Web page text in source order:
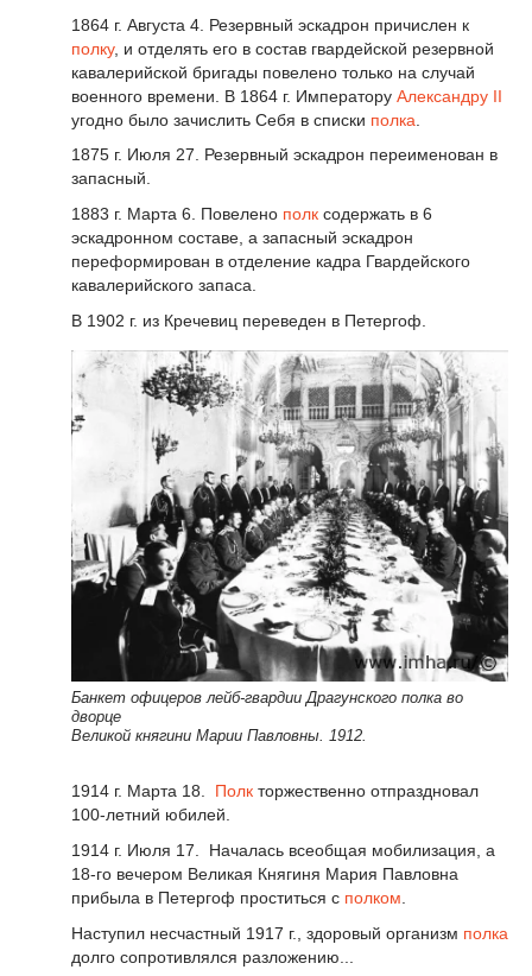
1864 г. Августа 4. Резервный эскадрон причислен к
полку, и отделять его в состав гвардейской резервной
кавалерийской бригады повелено только на случай
военного времени. В 1864 г. Императору Александру II
угодно было зачислить Себя в списки полка
1875 г. Июля 27. Резервный эскадрон переименован в
запасный.
1883 г. Марта 6. Повелено полк содержать в 6
эскадронном составе, а запасный эскадрон
переформирован в отделение кадра Гвардейского
кавалерийского запаса.
В 1902 г. из Кречевиц переведен в Петергоф.
Банкет офицеров лейб-гвардии Драгунского полка во
дворце
Великой княгини Марии Павловны. 1912.
1914 г. Марта 18. Полк торжественно отпраздновал
100-летний юбилей.
1914 г. Июля 17. Началась всеобщая мобилизация, а
18-го вечером Великая Княгиня Мария Павловна
прибыла в Петергоф проститься с полком
Наступил несчастный 1917 г., здоровый организм полка
долго сопротивлялся разложению...